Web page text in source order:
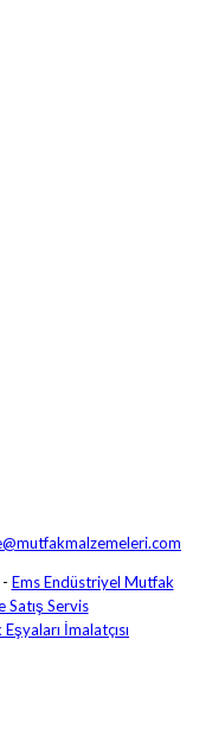
Ems Endüstriyel Mutfak
Servis